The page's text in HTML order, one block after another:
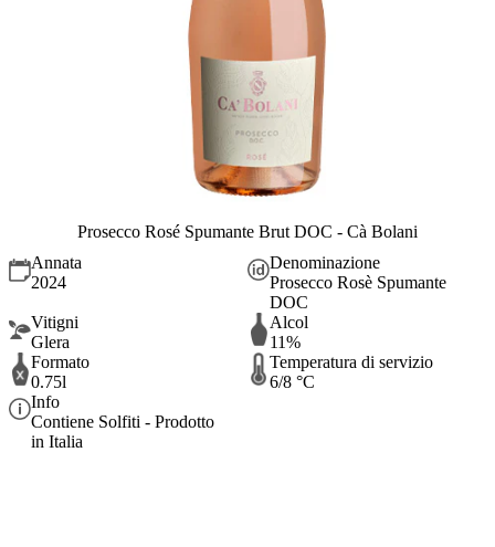
Prosecco Rosé Spumante Brut DOC - Cà Bolani
Annata
2024
Denominazione
Prosecco Rosè Spumante
DOC
Vitigni
Glera
Alcol
11%
Formato
0.75l
Temperatura di servizio
6/8 °C
Info
Contiene Solfiti - Prodotto
in Italia